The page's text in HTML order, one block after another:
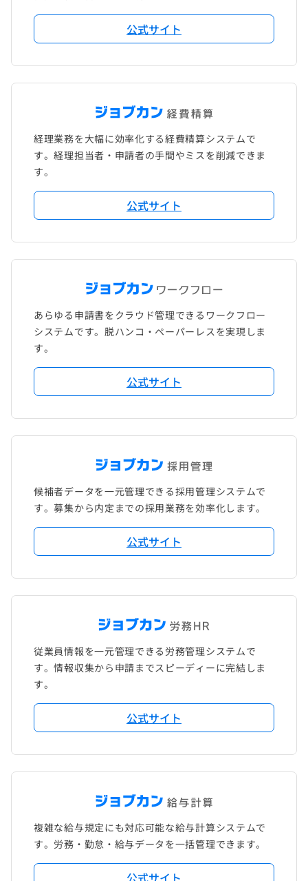
公式サイト
経理業務を大幅に効率化する経費精算システムで
す。経理担当者・申請者の手間やミスを削減できま
す。
公式サイト
あらゆる申請書をクラウド管理できるワークフロー
システムです。脱ハンコ・ペーパーレスを実現しま
す。
公式サイト
候補者データを一元管理できる採用管理システムで
す。募集から内定までの採用業務を効率化します。
公式サイト
従業員情報を一元管理できる労務管理システムで
す。情報収集から申請までスピーディーに完結しま
す。
公式サイト
複雑な給与規定にも対応可能な給与計算システムで
す。労務・勤怠・給与データを一括管理できます。
公式サイト